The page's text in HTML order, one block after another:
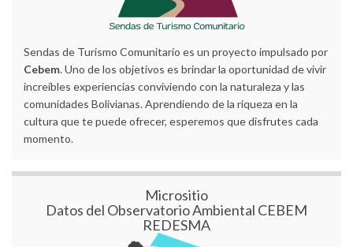
Sendas de Turismo Comunitario es un proyecto impulsado por
Cebem. Uno de los objetivos es brindar la oportunidad de vivir
increíbles experiencias conviviendo con la naturaleza y las
comunidades Bolivianas. Aprendiendo de la riqueza en la
cultura que te puede ofrecer, esperemos que disfrutes cada
momento.
Micrositio
Datos del Observatorio Ambiental CEBEM
REDESMA